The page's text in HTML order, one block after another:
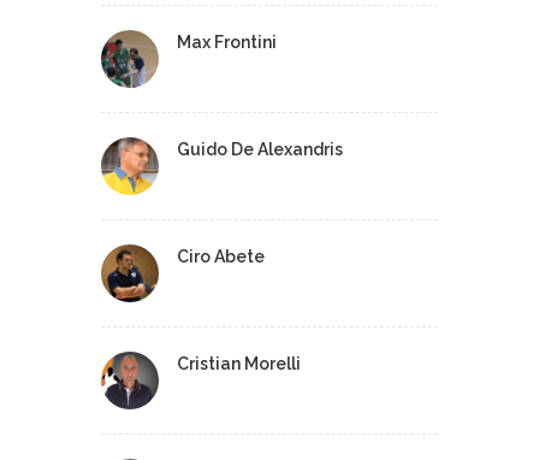
Max Frontini
Guido De Alexandris
Ciro Abete
Cristian Morelli